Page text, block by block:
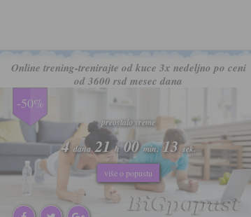
Online trening-trenirajte od kuce 3x nedeljno po ceni
od 3600 rsd mesec dana
-50%
preostalo vreme
4 dana 21h 00min. 10sek.
više o popustu
preostalo vreme
4 dana 21h 00min. 10sek.
više o popustu